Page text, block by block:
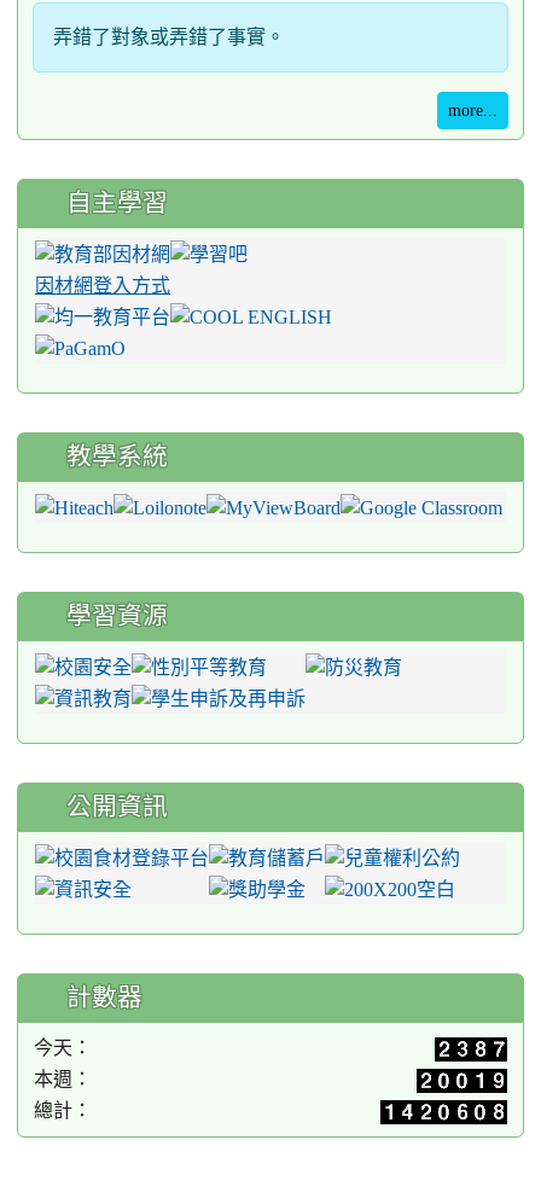
弄錯了對象或弄錯了事實。
more...
自主學習
因材網登入方式
教學系統
學習資源
公開資訊
計數器
今天：
本週：
總計：